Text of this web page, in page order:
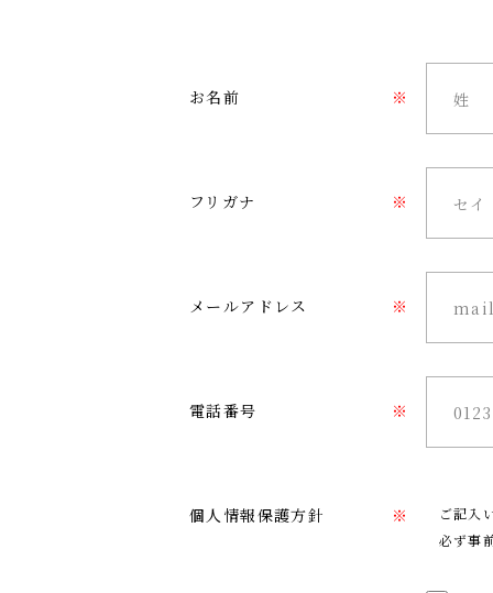
お名前 ※
フリガナ ※
メールアドレス ※
電話番号 ※
個人情報保護方針 ※
ご記入
必ず事